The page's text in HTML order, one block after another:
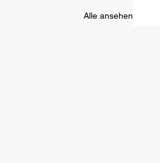
Alle ansehen